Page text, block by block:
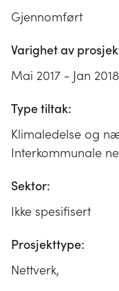
Gjennomført
Varighet av
Mai 2017 - Jan 2018
Type tiltak:
Klimaledelse og
Interkommunale
Sektor:
Ikke spesifisert
Prosjekttype:
Nettverk,